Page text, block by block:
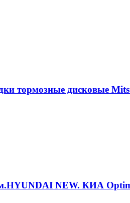
тормозные дисковые
NEW. КИА